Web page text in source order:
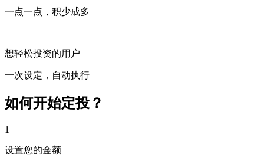
一点一点，积少成多
想轻松投资的用户
一次设定，自动执行
如何开始定投？
1
设置您的金额